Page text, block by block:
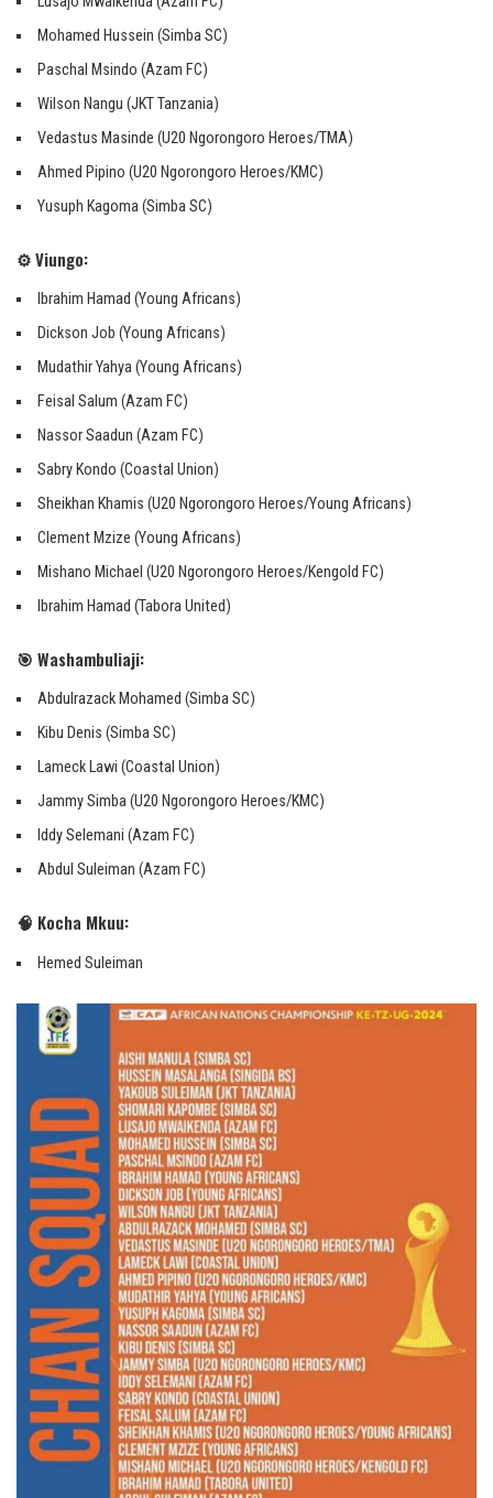
Mohamed Hussein (Simba SC)
Paschal Msindo (Azam FC)
Wilson Nangu (JKT Tanzania)
Vedastus Masinde (U20 Ngorongoro Heroes/TMA)
Ahmed Pipino (U20 Ngorongoro Heroes/KMC)
Yusuph Kagoma (Simba SC)
⚙️ Viungo:
Ibrahim Hamad (Young Africans)
Dickson Job (Young Africans)
Mudathir Yahya (Young Africans)
Feisal Salum (Azam FC)
Nassor Saadun (Azam FC)
Sabry Kondo (Coastal Union)
Sheikhan Khamis (U20 Ngorongoro Heroes/Young Africans)
Clement Mzize (Young Africans)
Mishano Michael (U20 Ngorongoro Heroes/Kengold FC)
Ibrahim Hamad (Tabora United)
🎯 Washambuliaji:
Abdulrazack Mohamed (Simba SC)
Kibu Denis (Simba SC)
Lameck Lawi (Coastal Union)
Jammy Simba (U20 Ngorongoro Heroes/KMC)
Iddy Selemani (Azam FC)
Abdul Suleiman (Azam FC)
🧠 Kocha Mkuu:
Hemed Suleiman